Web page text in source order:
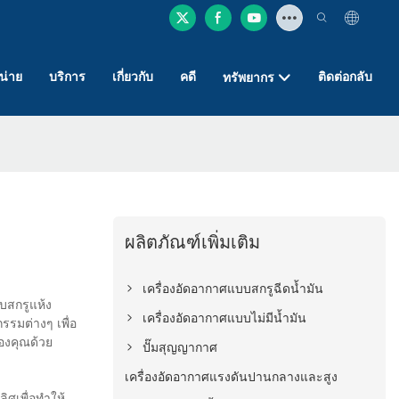
าย บริการ เกี่ยวกับ คดี ทรัพยากร ติดต่อกลับ
สกรูแห้ง
รมต่างๆ เพื่อ
งคุณด้วย
ผลิตภัณฑ์เพิ่มเติม
เครื่องอัดอากาศแบบสกรูฉีดน้ำมัน
เครื่องอัดอากาศแบบไม่มีน้ำมัน
ปั๊มสุญญากาศ
เครื่องอัดอากาศแรงดันปานกลางและสูง